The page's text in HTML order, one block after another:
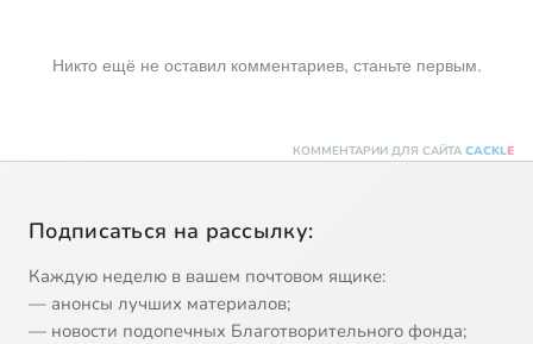
Никто ещё не оставил комментариев, станьте первым.
КОММЕНТАРИИ ДЛЯ САЙТА CACKLE
Подписаться на рассылку:
Каждую неделю в вашем почтовом ящике:
— анонсы лучших материалов;
— новости подопечных Благотворительного фонда;